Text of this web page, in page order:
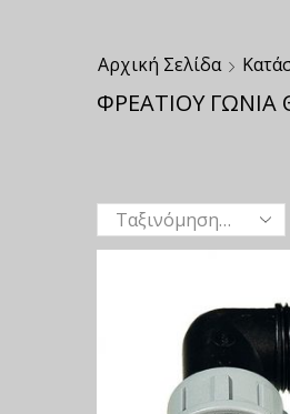
Αρχική Σελίδα
ΦΡΕΑΤΙΟΥ ΓΩΝΙΑ